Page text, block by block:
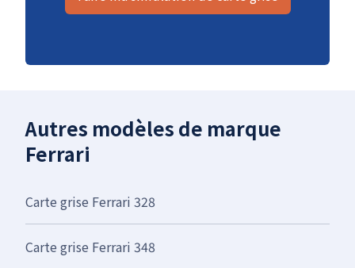
Autres modèles de marque
Ferrari
Carte grise Ferrari 328
Carte grise Ferrari 348